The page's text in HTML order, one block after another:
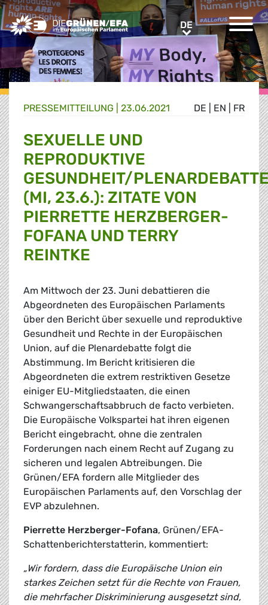
Greens/EFA Home DEDE
DE EN FR
PRESSE­MITTEILUNG 23.06.2021
SEXUELLE UND
REPRODUKTIVE
GESUNDHEIT/
(MI, 23.6.): ZITATE VON
PIERRETTE HERZBERGER-
FOFANA UND TERRY
REINTKE
Am Mittwoch der 23. Juni debattieren die
Abgeordneten des Europäischen Parlaments
über den Bericht über sexuelle und reproduktive
Gesundheit und Rechte in der Europäischen
Union, auf die Plenardebatte folgt die
Abstimmung. Im Bericht kritisieren die
Abgeordneten die extrem restriktiven Gesetze
einiger EU-Mitgliedstaaten, die einen
Schwangerschaftsabbruch de facto verbieten.
Die Europäische Volkspartei hat ihren eigenen
Bericht eingebracht, ohne die zentralen
Forderungen nach einem Recht auf Zugang zu
sicheren und legalen Abtreibungen. Die
Grünen/EFA fordern alle Mitglieder des
Europäischen Parlaments auf, den Vorschlag der
EVP abzulehnen.
Pierrette Herzberger-Fofana, Grünen/EFA-
Schattenberichterstatterin, kommentiert:
„Wir fordern, dass die Europäische Union ein
starkes Zeichen setzt für die Rechte von Frauen,
die mehrfacher Diskriminierung ausgesetzt sind,